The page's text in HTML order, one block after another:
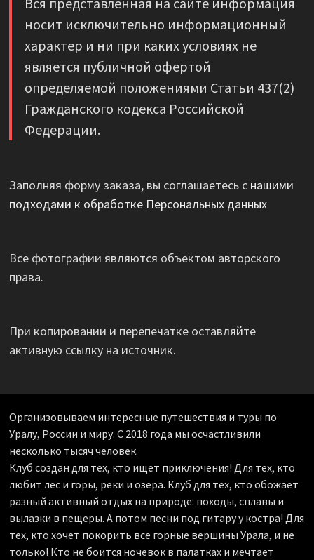
носит исключительно информационный
характер и ни при каких условиях не
является публичной офертой
определяемой положениями Статьи 437(2)
Гражданского кодекса Российской
Федерации.
Заполняя форму заказа, вы соглашаетесь с нашими
подходами к обработке Персональных данных
Все фотографии являются объектом авторского
права.
При копировании и перепечатке оставляйте
активную ссылку на источник.
Организовываем интересные путешествия и туры по
Уралу, России и миру. С 2018 года мы осчастливили
несколько тысяч человек.
Клуб создан для тех, кто ищет приключения! Для тех, кто
любит лес и горы, реки и озера. Клуб для тех, кто обожает
разный активный отдых на природе: походы, сплавы и
вылазки в пещеры. А потом песни под гитару у костра! Для
тех, кто хочет покорить все горные вершины Урала, и не
только! Кто не боится ночевок в палатках и мечтает